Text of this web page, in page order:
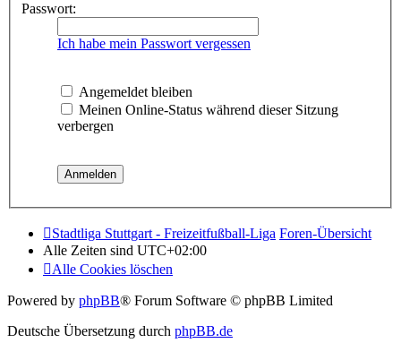
Passwort:
Ich habe mein Passwort vergessen
Angemeldet bleiben
Meinen Online-Status während dieser Sitzung
verbergen
Stadtliga Stuttgart - Freizeitfußball-Liga Foren-Übersicht
Alle Zeiten sind UTC+02:00
Alle Cookies löschen
Powered by phpBB® Forum Software © phpBB Limited
Deutsche Übersetzung durch phpBB.de